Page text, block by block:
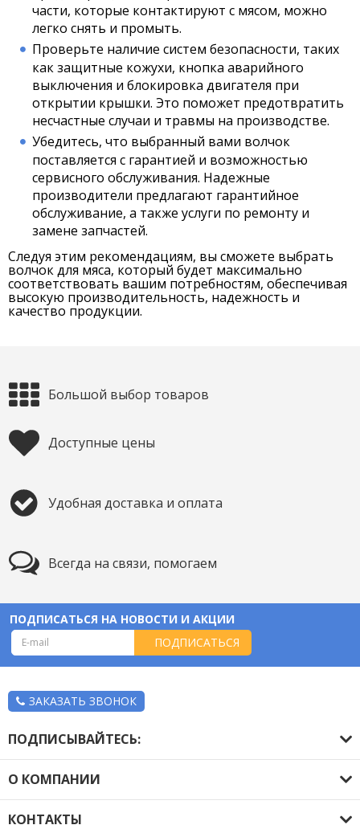
части, которые контактируют с мясом, можно
легко снять и промыть.
Проверьте наличие систем безопасности, таких
как защитные кожухи, кнопка аварийного
выключения и блокировка двигателя при
открытии крышки. Это поможет предотвратить
несчастные случаи и травмы на производстве.
Убедитесь, что выбранный вами волчок
поставляется с гарантией и возможностью
сервисного обслуживания. Надежные
производители предлагают гарантийное
обслуживание, а также услуги по ремонту и
замене запчастей.
Следуя этим рекомендациям, вы сможете выбрать
волчок для мяса, который будет максимально
соответствовать вашим потребностям, обеспечивая
высокую производительность, надежность и
качество продукции.
Большой выбор товаров
Доступные цены
Удобная доставка и оплата
Всегда на связи, помогаем
ПОДПИСАТЬСЯ НА НОВОСТИ И АКЦИИ
ПОДПИСАТЬСЯ
ЗАКАЗАТЬ ЗВОНОК
ПОДПИСЫВАЙТЕСЬ:
О КОМПАНИИ
КОНТАКТЫ